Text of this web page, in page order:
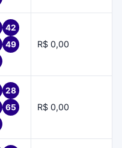
42
49
R$ 0,00
28
65
R$ 0,00